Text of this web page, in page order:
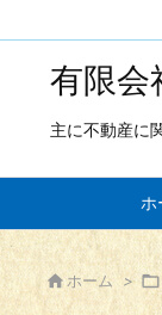
有限会
主に不動産に
ホ
ホーム > 